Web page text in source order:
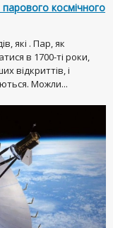
космічного
які . Пар, як
в 1700-ті роки,
відкриттів, і
Можли...